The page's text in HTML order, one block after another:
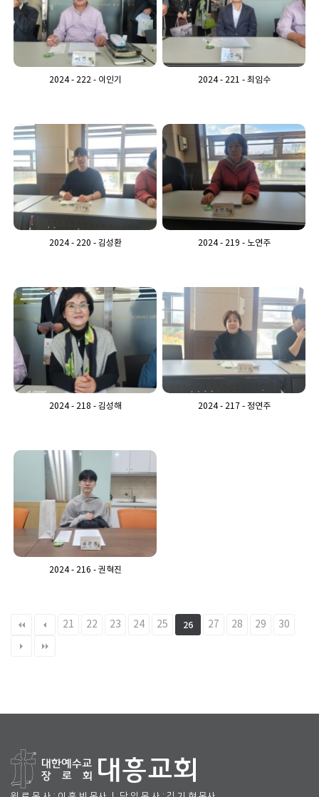
2024 - 222 - 이인기 2024 - 221 - 최임수
2024 - 220 - 김성환 2024 - 219 - 노연주
2024 - 218 - 김성해 2024 - 217 - 정연주
2024 - 216 - 권혁진
21 22 23 24 25 26 27 28 29 30